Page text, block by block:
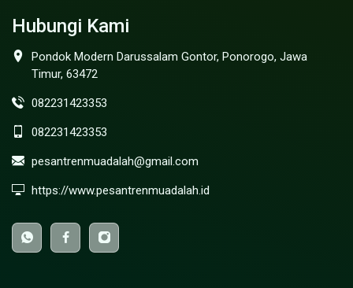
Hubungi Kami
Pondok Modern Darussalam Gontor, Ponorogo, Jawa
Timur, 63472
082231423353
082231423353
pesantrenmuadalah@gmail.com
https://www.pesantrenmuadalah.id